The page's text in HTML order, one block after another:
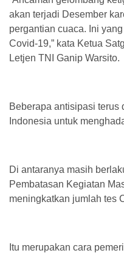
akan terjadi Desember
pergantian cuaca. Ini
Covid-19,” kata Ketua
Letjen TNI Ganip Warsito.
Beberapa antisipasi terus
Indonesia untuk
Di antaranya masih
Pembatasan Kegiatan
meningkatkan jumlah tes
Itu merupakan cara